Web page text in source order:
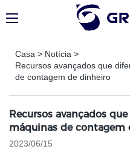
Casa > Notícia >
Recursos avançados que
de contagem de dinheiro
Recursos avançados
máquinas de contagem
2023/06/15